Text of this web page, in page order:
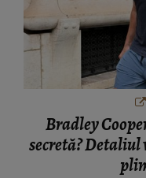
Bradley
secretă?